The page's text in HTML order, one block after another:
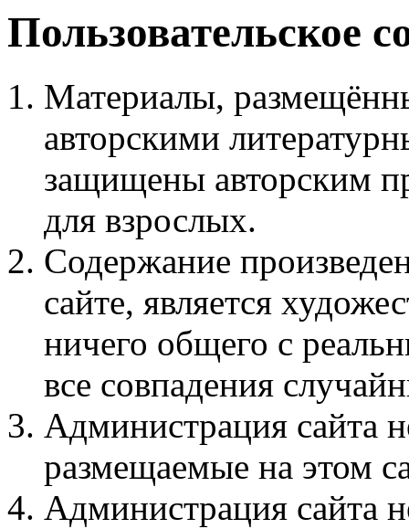
Пользовательское
Материалы,
авторскими
защищены авторским
для взрослых.
Содержание
сайте, является
ничего общего с
все совпадения
Администрация сайта
размещаемые на этом
Администрация сайта